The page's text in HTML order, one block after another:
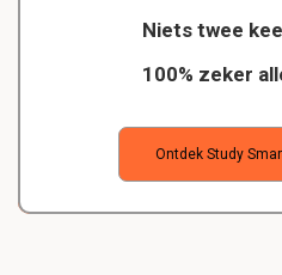
Niets twee
100% zeker
Ontdek Study